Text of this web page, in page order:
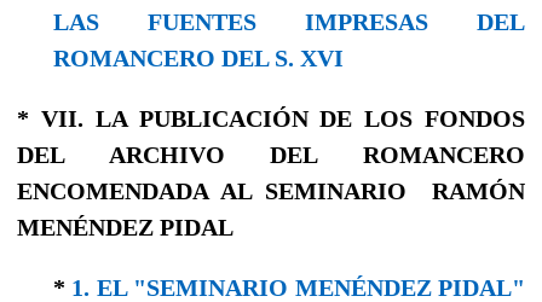
LAS FUENTES IMPRESAS DEL
ROMANCERO DEL S. XVI
* VII. LA PUBLICACIÓN DE LOS FONDOS
DEL ARCHIVO DEL ROMANCERO
ENCOMENDADA AL SEMINARIO RAMÓN
MENÉNDEZ PIDAL
* 1. EL "SEMINARIO MENÉNDEZ PIDAL"